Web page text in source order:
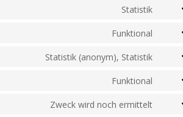
Statistik
Funktional
Statistik (anonym), Statistik
Funktional
Zweck wird noch ermittelt